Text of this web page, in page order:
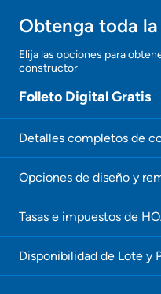
¡Gracias!
¡
n
e
e
c
t
Obtenga toda
Elija las opciones para
constructor
Folleto Digital Gratis
Detalles completos de
Opciones de diseño y
Tasas e impuestos de
Disponibilidad de Lote y